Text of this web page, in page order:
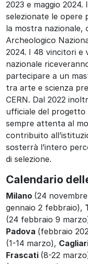
2023 e maggio
selezionate le opere
la mostra nazionale,
Archeologico
2024. I 48 vincitori e
nazionale
partecipare a un
tra arte e scienza
CERN. Dal 2022
ufficiale del progetto
sempre attenta al
contribuito
sosterrà l’intero
di selezione.
Calendario
Milano (24
gennaio 2 febbraio),
(24 febbraio 9
Padova (febbraio
(1-14 marzo),
Frascati (8-22